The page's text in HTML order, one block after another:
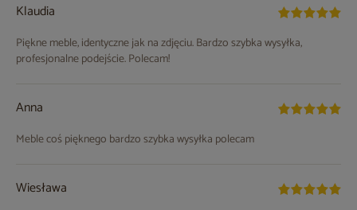
Klaudia
Piękne meble, identyczne jak na zdjęciu. Bardzo szybka wysyłka,
profesjonalne podejście. Polecam!
Anna
Meble coś pięknego bardzo szybka wysyłka polecam
Wiesława